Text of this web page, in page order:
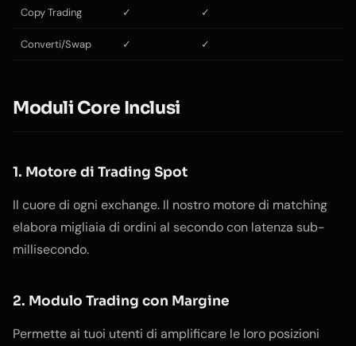
Copy Trading ✓ ✓
Converti/Swap ✓ ✓
Moduli Core Inclusi
1. Motore di Trading Spot
Il cuore di ogni exchange. Il nostro motore di matching
elabora migliaia di ordini al secondo con latenza sub-
millisecondo.
2. Modulo Trading con Margine
Permette ai tuoi utenti di amplificare le loro posizioni